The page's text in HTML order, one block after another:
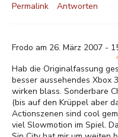
Permalink
Antworten
Frodo am 26. März 2007 -
Hab die Originalfassung
besser aussehendes Xbox
wirken blass. Sonderbare
(bis auf den Krüppel aber
Actionszenen sind cool
viel Slowmotion im Spiel.